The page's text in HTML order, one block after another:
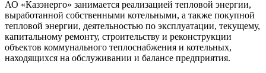
АО «Казэнерго» занимается реализацией тепловой энергии,
выработанной собственными котельными, а также покупной
тепловой энергии, деятельностью по эксплуатации, текущему,
капитальному ремонту, строительству и реконструкции
объектов коммунального теплоснабжения и котельных,
находящихся на обслуживании и балансе предприятия.